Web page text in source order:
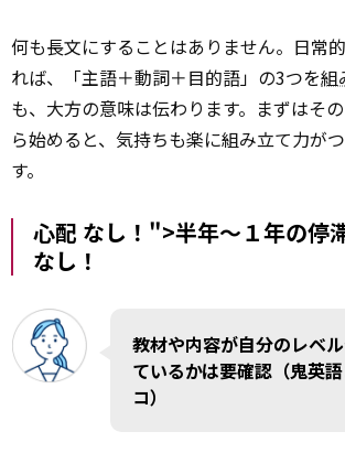
何も長文にすることはありません。日常
れば、「主語＋動詞＋目的語」の3つを組
も、大方の意味は伝わります。まずはそ
ら始めると、気持ちも楽に組み立て力が
す。
心配 なし！">半年～１年の停
なし！
教材や内容が自分のレベ
ているかは要確認（鬼英
コ）